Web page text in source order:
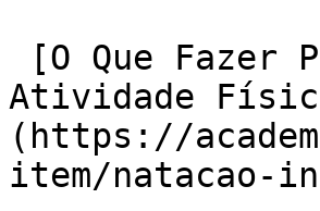
Atividade
(https://
item/natacao-